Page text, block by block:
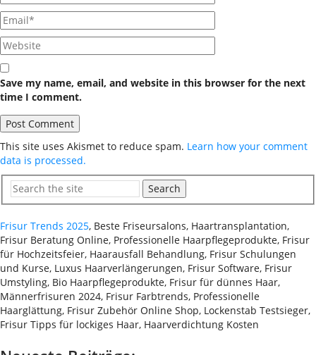
Save my name, email, and website in this browser for the next
time I comment.
This site uses Akismet to reduce spam. Learn how your comment
data is processed.
Search
Frisur Trends 2025, Beste Friseursalons, Haartransplantation,
Frisur Beratung Online, Professionelle Haarpflegeprodukte, Frisur
für Hochzeitsfeier, Haarausfall Behandlung, Frisur Schulungen
und Kurse, Luxus Haarverlängerungen, Frisur Software, Frisur
Umstyling, Bio Haarpflegeprodukte, Frisur für dünnes Haar,
Männerfrisuren 2024, Frisur Farbtrends, Professionelle
Haarglättung, Frisur Zubehör Online Shop, Lockenstab Testsieger,
Frisur Tipps für lockiges Haar, Haarverdichtung Kosten